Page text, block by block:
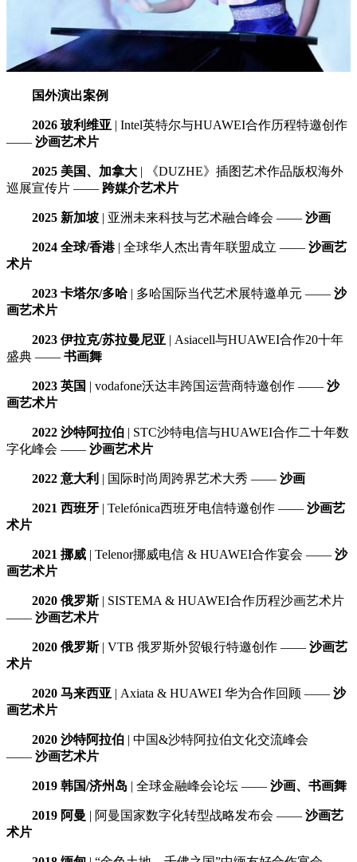
国外演出案例
2026 玻利维亚 | Intel英特尔与HUAWEI合作历程特邀创作
—— 沙画艺术片
2025 美国、加拿大 | 《DUZHE》插图艺术作品版权海外
巡展宣传片 —— 跨媒介艺术片
2025 新加坡 | 亚洲未来科技与艺术融合峰会 —— 沙画
2024 全球/香港| 全球华人杰出青年联盟成立 —— 沙画艺
术片
2023 卡塔尔/多哈 | 多哈国际当代艺术展特邀单元 —— 沙
画艺术片
2023 伊拉克/苏拉曼尼亚 | Asiacell与HUAWEI合作20十年
盛典 —— 书画舞
2023 英国 | vodafone沃达丰跨国运营商特邀创作 —— 沙
画艺术片
2022 沙特阿拉伯 | STC沙特电信与HUAWEI合作二十年数
字化峰会 —— 沙画艺术片
2022 意大利 | 国际时尚周跨界艺术大秀 —— 沙画
2021 西班牙 | Telefónica西班牙电信特邀创作 —— 沙画艺
术片
2021 挪威 | Telenor挪威电信 & HUAWEI合作宴会 —— 沙
画艺术片
2020 俄罗斯| SISTEMA & HUAWEI合作历程沙画艺术片
—— 沙画艺术片
2020 俄罗斯| VTB 俄罗斯外贸银行特邀创作 —— 沙画艺
术片
2020 马来西亚 | Axiata & HUAWEI 华为合作回顾 —— 沙
画艺术片
2020 沙特阿拉伯 | 中国&沙特阿拉伯文化交流峰会
—— 沙画艺术片
2019 韩国/济州岛 | 全球金融峰会论坛 —— 沙画、书画舞
2019 阿曼 | 阿曼国家数字化转型战略发布会 —— 沙画艺
术片